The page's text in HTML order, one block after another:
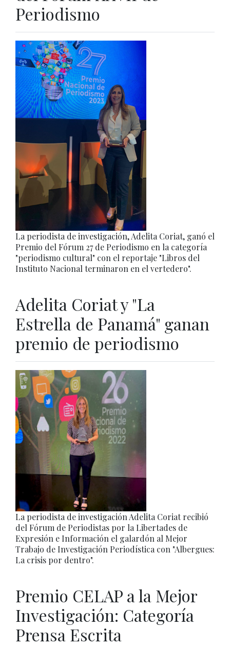
Periodismo
La periodista de investigación, Adelita Coriat, ganó el
Premio del Fórum 27 de Periodismo en la categoría
"periodismo cultural" con el reportaje "Libros del
Instituto Nacional terminaron en el vertedero".
Adelita Coriat y "La
Estrella de Panamá" ganan
premio de periodismo
La periodista de investigación Adelita Coriat recibió
del Fórum de Periodistas por la Libertades de
Expresión e Información el galardón al Mejor
Trabajo de Investigación Periodística con "Albergues:
La crisis por dentro".
Premio CELAP a la Mejor
Investigación: Categoría
Prensa Escrita